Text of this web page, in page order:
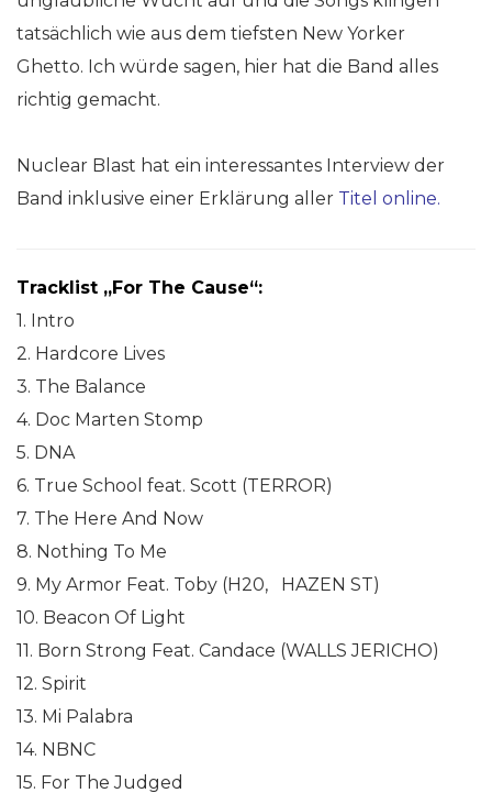
tatsächlich wie aus dem tiefsten New Yorker
Ghetto. Ich würde sagen, hier hat die Band alles
richtig gemacht.
Nuclear Blast hat ein interessantes Interview der
Band inklusive einer Erklärung aller Titel online.
Tracklist „For The Cause“:
1. Intro
2. Hardcore Lives
3. The Balance
4. Doc Marten Stomp
5. DNA
6. True School feat. Scott (TERROR)
7. The Here And Now
8. Nothing To Me
9. My Armor Feat. Toby (H20, HAZEN ST)
10. Beacon Of Light
11. Born Strong Feat. Candace (WALLS JERICHO)
12. Spirit
13. Mi Palabra
14. NBNC
15. For The Judged